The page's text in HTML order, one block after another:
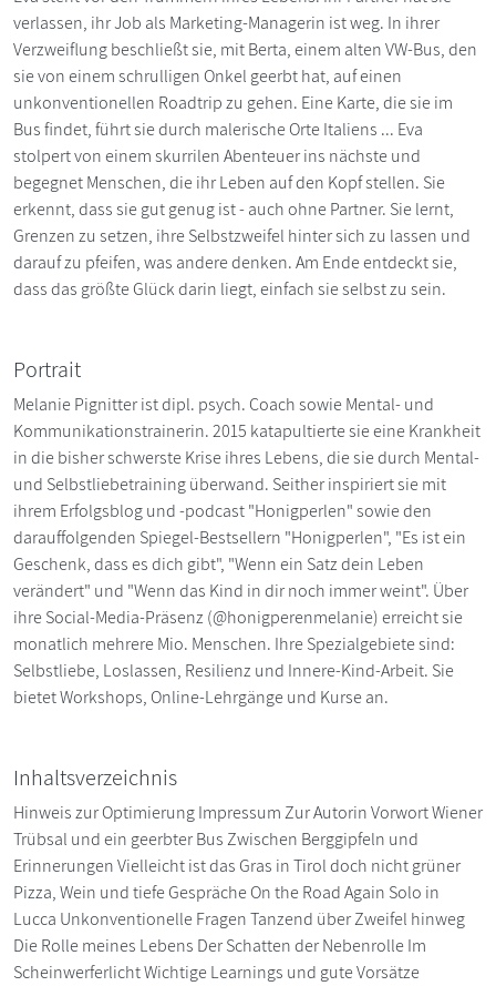
verlassen, ihr Job als Marketing-Managerin ist weg. In ihrer
Verzweiflung beschließt sie, mit Berta, einem alten VW-Bus, den
sie von einem schrulligen Onkel geerbt hat, auf einen
unkonventionellen Roadtrip zu gehen. Eine Karte, die sie im
Bus findet, führt sie durch malerische Orte Italiens ... Eva
stolpert von einem skurrilen Abenteuer ins nächste und
begegnet Menschen, die ihr Leben auf den Kopf stellen. Sie
erkennt, dass sie gut genug ist - auch ohne Partner. Sie lernt,
Grenzen zu setzen, ihre Selbstzweifel hinter sich zu lassen und
darauf zu pfeifen, was andere denken. Am Ende entdeckt sie,
dass das größte Glück darin liegt, einfach sie selbst zu sein.
Portrait
Melanie Pignitter ist dipl. psych. Coach sowie Mental- und
Kommunikationstrainerin. 2015 katapultierte sie eine Krankheit
in die bisher schwerste Krise ihres Lebens, die sie durch Mental-
und Selbstliebetraining überwand. Seither inspiriert sie mit
ihrem Erfolgsblog und -podcast "Honigperlen" sowie den
darauffolgenden Spiegel-Bestsellern "Honigperlen", "Es ist ein
Geschenk, dass es dich gibt", "Wenn ein Satz dein Leben
verändert" und "Wenn das Kind in dir noch immer weint". Über
ihre Social-Media-Präsenz (@honigperenmelanie) erreicht sie
monatlich mehrere Mio. Menschen. Ihre Spezialgebiete sind:
Selbstliebe, Loslassen, Resilienz und Innere-Kind-Arbeit. Sie
bietet Workshops, Online-Lehrgänge und Kurse an.
Inhaltsverzeichnis
Hinweis zur Optimierung Impressum Zur Autorin Vorwort Wiener
Trübsal und ein geerbter Bus Zwischen Berggipfeln und
Erinnerungen Vielleicht ist das Gras in Tirol doch nicht grüner
Pizza, Wein und tiefe Gespräche On the Road Again Solo in
Lucca Unkonventionelle Fragen Tanzend über Zweifel hinweg
Die Rolle meines Lebens Der Schatten der Nebenrolle Im
Scheinwerferlicht Wichtige Learnings und gute Vorsätze